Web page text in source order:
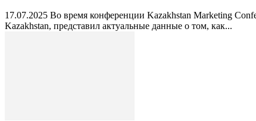
17.07.2025 Во время конференции Kazakhstan Marketing
Kazakhstan, представил актуальные данные о том, как...